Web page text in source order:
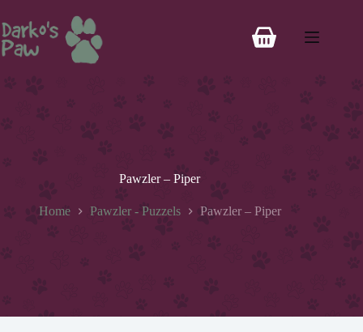
Pawzler – Piper
Home Pawzler - Puzzels Pawzler – Piper